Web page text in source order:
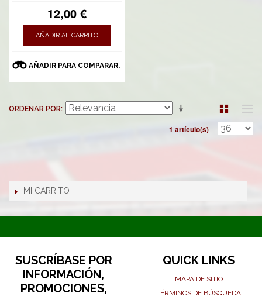
12,00 €
AÑADIR AL CARRITO
AÑADIR PARA COMPARAR.
ORDENAR POR
1 artículo(s)
MI CARRITO
SUSCRÍBASE POR
INFORMACIÓN,
PROMOCIONES,
QUICK LINKS
MAPA DE SITIO
TÉRMINOS DE BÚSQUEDA